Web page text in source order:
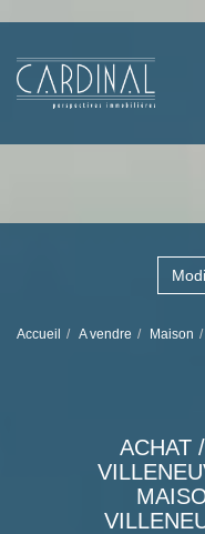
Accueil A vendre Maison
ACHAT